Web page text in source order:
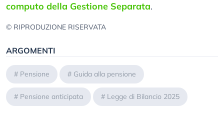
computo della Gestione Separata.
© RIPRODUZIONE RISERVATA
ARGOMENTI
# Pensione # Guida alla pensione
# Pensione anticipata # Legge di Bilancio 2025